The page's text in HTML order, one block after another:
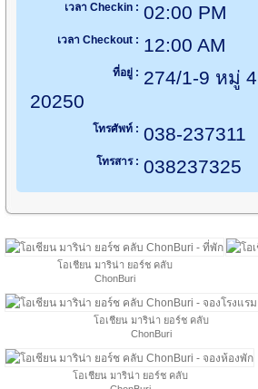
เวลา Checkin : 02:00 PM
เวลา Checkout : 12:00 AM
ที่อยู่ : 274/1-9 หมู่
20250
โทรศัพท์ : 038-237311
โทรสาร : 038237325
โอเชียน มาริน่า ยอร์ช คลับ
ChonBuri
โอเชียน มาริน่า ยอร์ช คลับ
ChonBuri
โอเชียน มาริน่า ยอร์ช คลับ